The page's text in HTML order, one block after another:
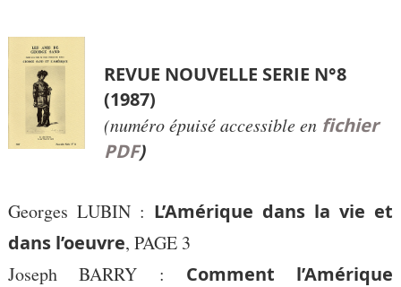
REVUE NOUVELLE SERIE N°8
(1987)
(numéro épuisé accessible en fichier
PDF)
Georges LUBIN : L’Amérique dans la vie et
dans l’oeuvre, PAGE 3
Joseph BARRY : Comment l’Amérique